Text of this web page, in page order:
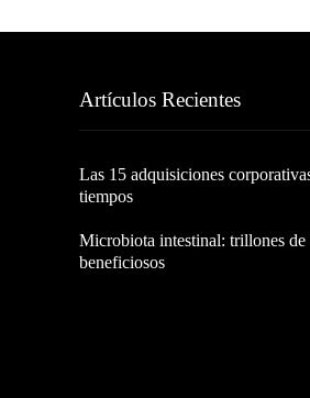
Artículos Recientes
Las 15 adquisiciones
tiempos
Microbiota intestinal: trillones
beneficiosos